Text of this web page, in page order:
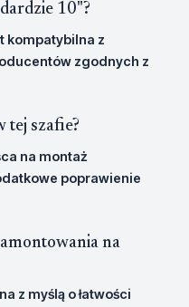
10"?
kompatybilna z
zgodnych z
tej szafie?
na montaż
poprawienie
na
z myślą o łatwości